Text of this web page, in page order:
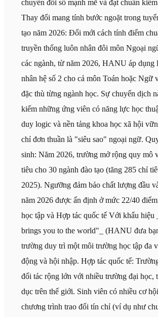
chuyển đổi số mạnh mẽ và đạt chuẩn
Thay đổi mang tính bước ngoặt trong
tạo năm 2026: Đổi mới cách tính điểm
truyền thống luôn nhân đôi môn Ngoại
các ngành, từ năm 2026, HANU áp dụng
nhân hệ số 2 cho cả môn Toán hoặc Ngữ
đặc thù từng ngành học. Sự chuyển dịch
kiếm những ứng viên có năng lực học
duy logic và nền tảng khoa học xã hội
chỉ đơn thuần là "siêu sao" ngoại ngữ.
sinh: Năm 2026, trường mở rộng quy mô
tiêu cho 30 ngành đào tạo (tăng 285 chỉ
2025). Ngưỡng đảm bảo chất lượng đầu
năm 2026 được ấn định ở mức 22/40
học tập và Hợp tác quốc tế Với khẩu
brings you to the world"_ (HANU đưa
trường duy trì một môi trường học tập đa
động và hội nhập. Hợp tác quốc tế:
đối tác rộng lớn với nhiều trường đại học,
dục trên thế giới. Sinh viên có nhiều cơ
chương trình trao đổi tín chỉ (ví dụ như